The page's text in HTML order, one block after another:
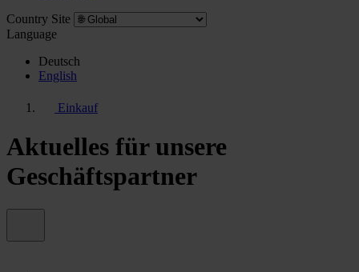
Country Site
Language
Deutsch
English
Einkauf
Aktuelles für unsere
Geschäftspartner